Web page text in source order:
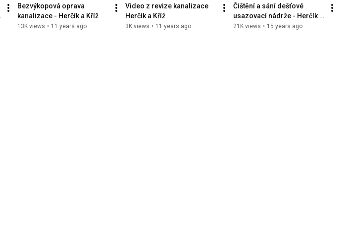
Bezvýkopová oprava
kanalizace - Herčík a Kříž
13K views • 11 years ago
Video z revize kanalizace
Herčík a Kříž
3K views • 11 years ago
Čištění a sání dešťové
usazovací nádrže - Herčík a
Kříž
21K views • 15 years ago